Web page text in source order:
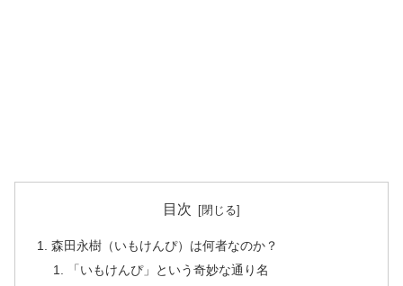
目次
森田永樹（いもけんぴ）は何者なのか？
「いもけんぴ」という奇妙な通り名